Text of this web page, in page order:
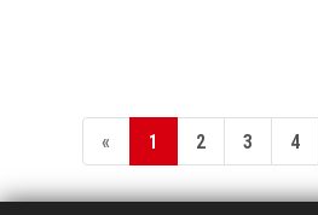
« 1 2 3 4